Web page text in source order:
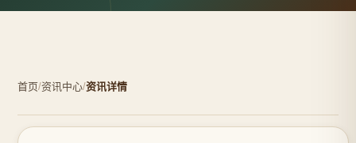
首页/资讯中心/资讯详情